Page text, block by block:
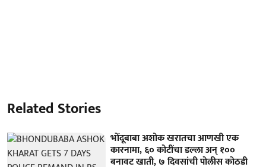
Related Stories
भोंदूबाबा अशोक खरातचा आणखी एक
कारनामा, ६० कोटींचा डल्ला अन् १००
बनावट खाती, ७ दिवसांची पोलीस कोठडी